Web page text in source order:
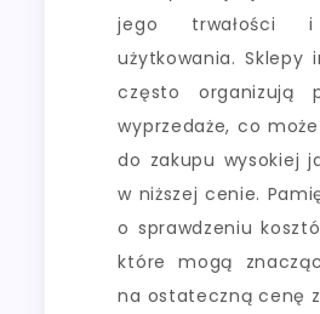
jego trwałości i
użytkowania. Sklepy
często organizują
wyprzedaże, co
do zakupu wysokiej
w niższej cenie.
o sprawdzeniu
które mogą
na ostateczną cenę